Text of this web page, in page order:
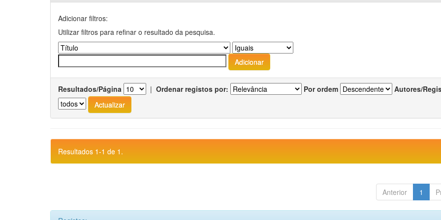
Adicionar filtros:
Utilizar filtros para refinar o resultado da pesquisa.
Resultados/Página | Ordenar registos por: Por ordem Autores/
Resultados 1-1 de 1.
Anterior 1